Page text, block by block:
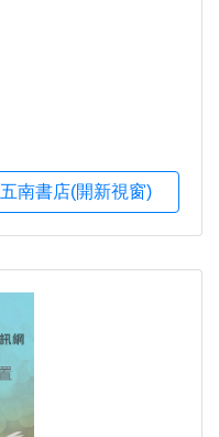
五南書店(開新視窗)